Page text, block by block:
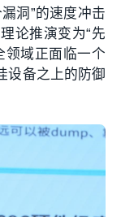
洞”的速度冲击
论推演变为“先
领域正面临一个
设备之上的防御